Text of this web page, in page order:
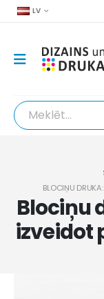
LV
BLOCIŅU
Blociņu
izveidot